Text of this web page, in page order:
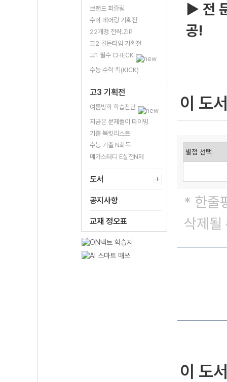
브랜드 퍼즐링
수학 페어링 기획전
22개정 전략.ZIP
고2 골든타임 기획전
고1 필수 CHECK
수능 수학 킥(KICK)
고3 기획전
여름방학 학습진단
지금은 문제풀이 타이밍
기출 북킷리스트
수능 기출 N회독
메가스터디 E실전N제
도서
공지사항
교재 정오표
▶ 전
공!
이 도
* 한줄
삭제될
이 도